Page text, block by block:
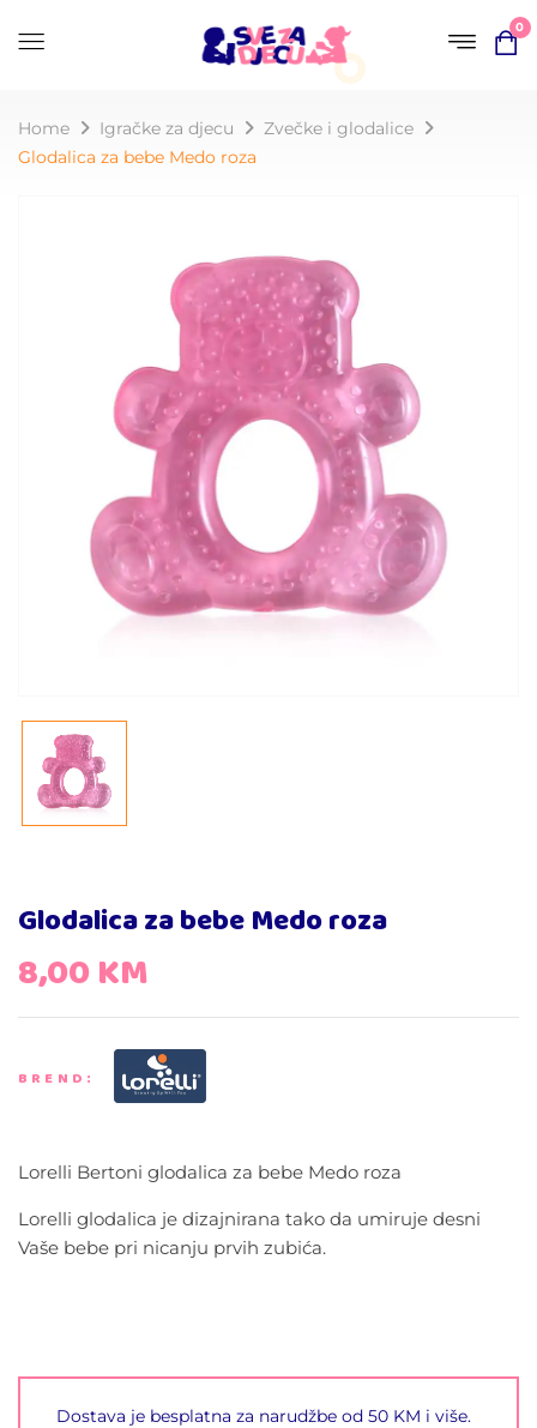
0
Home Igračke za djecu
Zvečke i glodalice
Glodalica za bebe Medo roza
Glodalica za bebe Medo roza
8,00KM
BREND:
Lorelli Bertoni glodalica za bebe Medo roza
Lorelli glodalica je dizajnirana tako da umiruje desni
Vaše bebe pri nicanju prvih zubića.
Dostava je besplatna za narudžbe od 50 KM i više.